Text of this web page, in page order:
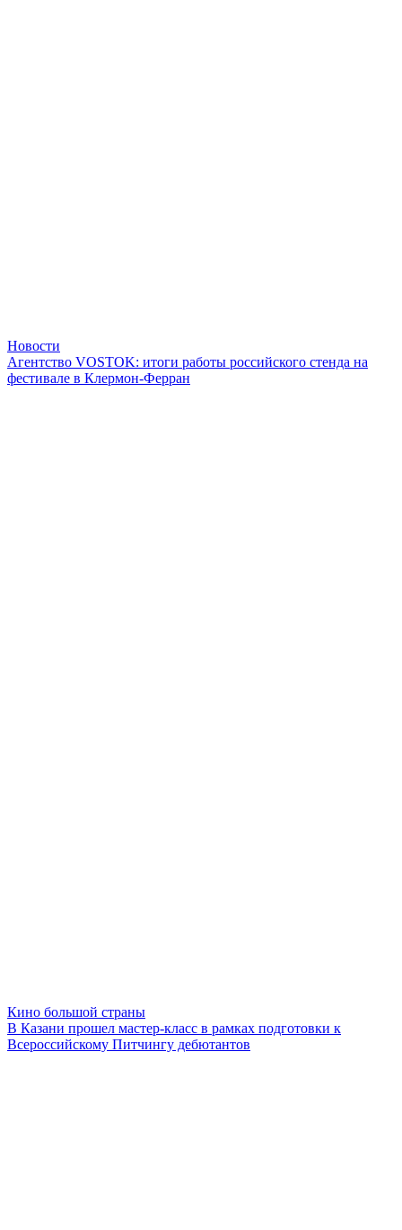
Новости
Агентство VOSTOK: итоги работы российского стенда на
фестивале в Клермон-Ферран
Кино большой страны
В Казани прошел мастер-класс в рамках подготовки к
Всероссийскому Питчингу дебютантов